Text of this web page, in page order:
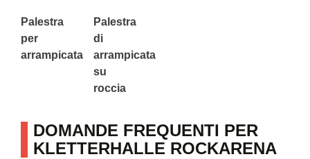
Palestra
per
arrampicata
Palestra
di
arrampicata
su
roccia
DOMANDE FREQUENTI PER
KLETTERHALLE ROCKARENA